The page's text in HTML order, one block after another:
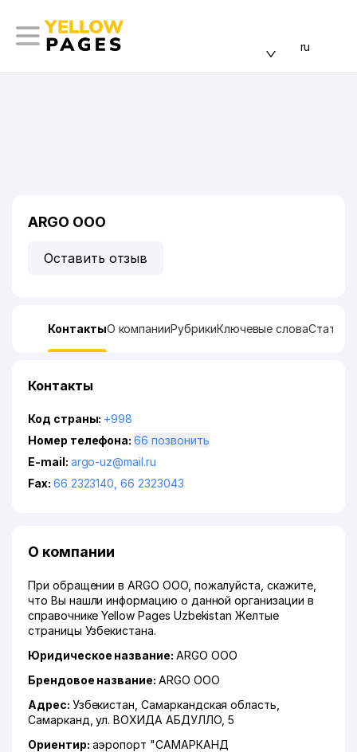
ru
ARGO ООО
Оставить отзыв
КонтактыО компанииРубрикиКлючевые слова
Контакты
Код страны: +998
Номер телефона:
66 позвонить
E-mail: argo-uz@mail.ru
Fax: 66 2323140 ,66 2323043
О компании
При обращении в ARGO ООО, пожалуйста, скажите,
что Вы нашли информацию о данной организации в
справочнике Yellow Pages Uzbekistan Желтые
страницы Узбекистана.
Юридическое название: ARGO ООО
Брендовое название: ARGO ООО
Адрес: Узбекистан,Самаркандская область
Самарканд ,ул. ВОХИДА АБДУЛЛО, 5
Ориентир: аэропорт "САМАРКАНД